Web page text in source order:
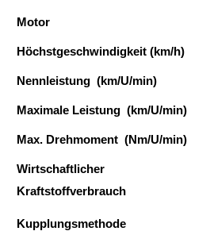
Motor
Höchstgeschwindigkeit (km/h)
Nennleistung (km/U/min)
Maximale Leistung (km/U/min)
Max. Drehmoment (Nm/U/min)
Wirtschaftlicher
Kraftstoffverbrauch
Kupplungsmethode